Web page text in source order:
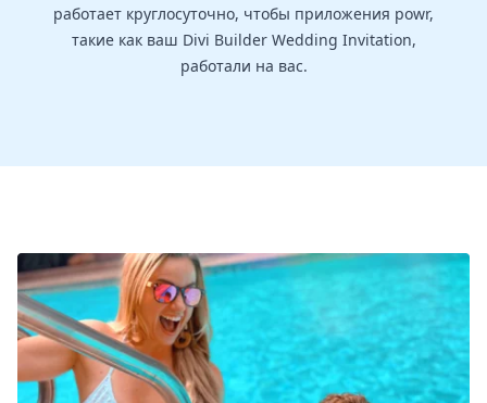
работает круглосуточно, чтобы приложения powr,
такие как ваш Divi Builder Wedding Invitation,
работали на вас.